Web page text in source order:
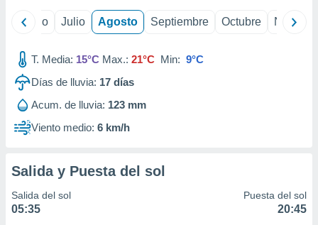
e
mediante
publicidad
de
Junio Julio Agosto Septiembre Octubre
T. Media: 15°C Max.: 21°C Min: 9°C
Días de lluvia: 17 días
Acum. de lluvia: 123 mm
Viento medio: 6 km/h
Salida y Puesta del sol
Salida del sol
05:35
Puesta del sol
20:45